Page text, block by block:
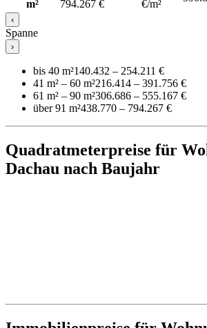
m²
794.267 €
€/m²
‹
Spanne
›
bis 40 m²140.432 – 254.211 €
41 m² – 60 m²216.414 – 391.756 €
61 m² – 90 m²306.686 – 555.167 €
über 91 m²438.770 – 794.267 €
Quadratmeterpreise für
Dachau nach Baujahr